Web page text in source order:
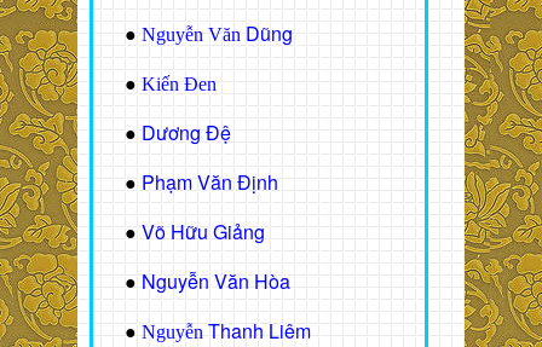
● Nguyễn Văn Dũng
● Kiến Đen
● Dương Đệ
● Phạm Văn Định
● Võ Hữu Giảng
● Nguyễn Văn Hòa
● Nguyễn Thanh Liêm